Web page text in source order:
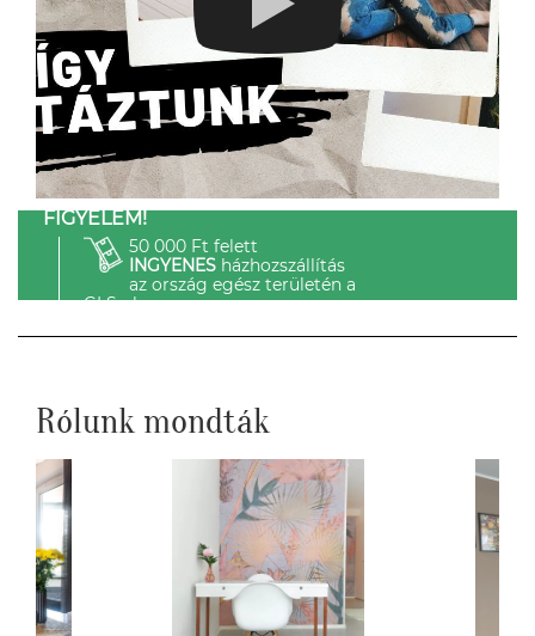
FIGYELEM!
50 000 Ft felett
INGYENESházhozszállítás
az ország egész területén a
GLS-el.
Rólunk mondták